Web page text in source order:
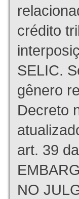
crédito
SELIC.
gênero
Decreto
art. 39
NO